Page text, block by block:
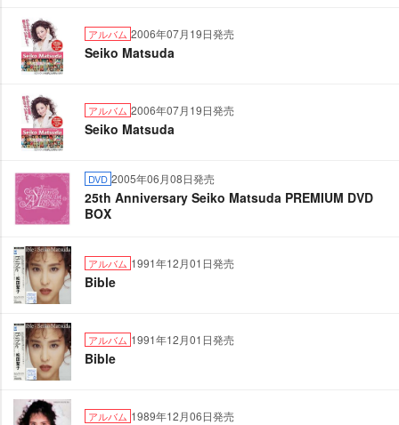
アルバム 2006年07月19日発売
Seiko Matsuda
アルバム 2006年07月19日発売
Seiko Matsuda
DVD 2005年06月08日発売
25th Anniversary Seiko Matsuda PREMIUM DVD
BOX
アルバム 1991年12月01日発売
Bible
アルバム 1991年12月01日発売
Bible
アルバム 1989年12月06日発売